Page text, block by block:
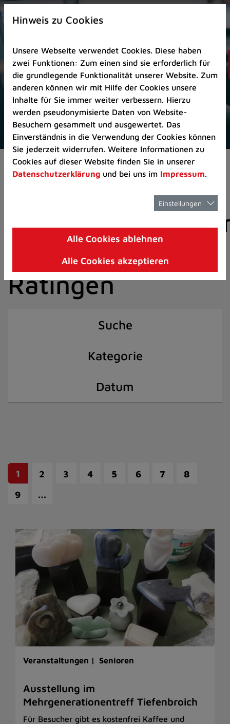
Zur
Startseite
Zum
Seitenanfang
springen
(Schnelltaste
A)
Zur
Navigation/Menü
springen
(Schnelltaste
M)
Zur
8)
I)
Aktuelles Pressemitteilungen
der Stadt
Ratingen
Suche
Kategorie
Datum
1 2 3 4 5 6 7
8
9
…
Veranstaltungen | Senioren
Ausstellung im
Mehrgenerationentreff Tiefenbroich
Für Besucher gibt es kostenfrei Kaffee und
Hinweis zu Cookies
Unsere Webseite verwendet Cookies. Diese haben
zwei Funktionen: Zum einen sind sie erforderlich für
die grundlegende Funktionalität unserer Website. Zum
anderen können wir mit Hilfe der Cookies unsere
Inhalte für Sie immer weiter verbessern. Hierzu
werden pseudonymisierte Daten von Website-
Besuchern gesammelt und ausgewertet. Das
Einverständnis in die Verwendung der Cookies können
Sie jederzeit widerrufen. Weitere Informationen zu
Cookies auf dieser Website finden Sie in unserer
Datenschutzerklärung und bei uns im Impressum.
Einstellungen
Alle Cookies ablehnen
Alle Cookies akzeptieren